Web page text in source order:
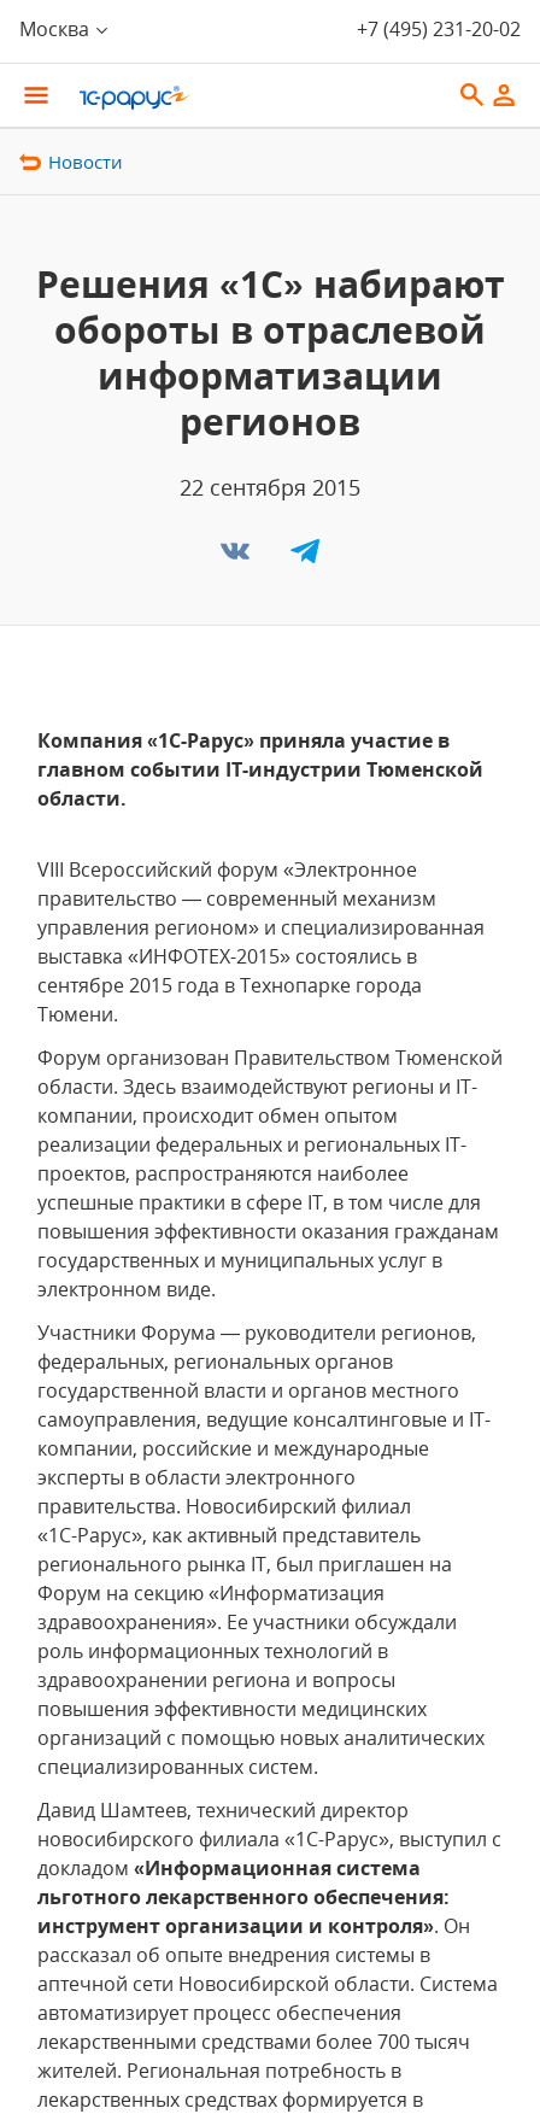
Москва +7 (495) 231-20-02
Новости
Решения «1С» набирают
обороты в отраслевой
информатизации
регионов
22 сентября 2015
Компания «1С-Рарус» приняла участие в
главном событии IT-индустрии Тюменской
области.
VIII Всероссийский форум «Электронное
правительство — современный механизм
управления регионом» и специализированная
выставка «ИНФОТЕХ-2015» состоялись в
сентябре 2015 года в Технопарке города
Тюмени.
Форум организован Правительством Тюменской
области. Здесь взаимодействуют регионы и IT-
компании, происходит обмен опытом
реализации федеральных и региональных IT-
проектов, распространяются наиболее
успешные практики в сфере IT, в том числе для
повышения эффективности оказания гражданам
государственных и муниципальных услуг в
электронном виде.
Участники Форума — руководители регионов,
федеральных, региональных органов
государственной власти и органов местного
самоуправления, ведущие консалтинговые и IT-
компании, российские и международные
эксперты в области электронного
правительства. Новосибирский филиал
«1С-Рарус», как активный представитель
регионального рынка IT, был приглашен на
Форум на секцию «Информатизация
здравоохранения». Ее участники обсуждали
роль информационных технологий в
здравоохранении региона и вопросы
повышения эффективности медицинских
организаций с помощью новых аналитических
специализированных систем.
Давид Шамтеев, технический директор
новосибирского филиала «1С-Рарус», выступил с
докладом «Информационная система
льготного лекарственного обеспечения:
инструмент организации и контроля». Он
рассказал об опыте внедрения системы в
аптечной сети Новосибирской области. Система
автоматизирует процесс обеспечения
лекарственными средствами более 700 тысяч
жителей. Региональная потребность в
лекарственных средствах формируется в